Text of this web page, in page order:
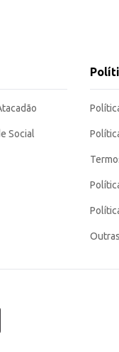
o seu negócio,
Social